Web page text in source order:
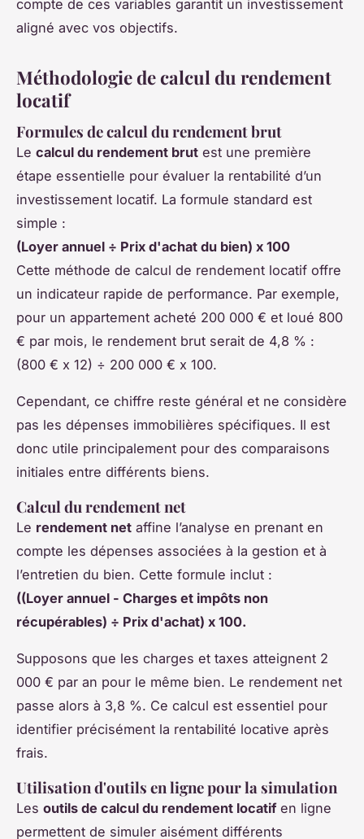
compte de ces variables garantit un investissement
aligné avec vos objectifs.
Méthodologie de calcul du rendement
locatif
Formules de calcul du rendement brut
Le calcul du rendement brut est une première
étape essentielle pour évaluer la rentabilité d’un
investissement locatif. La formule standard est
simple :
(Loyer annuel ÷ Prix d'achat du bien) x 100
Cette méthode de calcul de rendement locatif offre
un indicateur rapide de performance. Par exemple,
pour un appartement acheté 200 000 € et loué 800
€ par mois, le rendement brut serait de 4,8 % :
(800 € x 12) ÷ 200 000 € x 100.
Cependant, ce chiffre reste général et ne considère
pas les dépenses immobilières spécifiques. Il est
donc utile principalement pour des comparaisons
initiales entre différents biens.
Calcul du rendement net
Le rendement net affine l’analyse en prenant en
compte les dépenses associées à la gestion et à
l’entretien du bien. Cette formule inclut :
((Loyer annuel - Charges et impôts non
récupérables) ÷ Prix d'achat) x 100.
Supposons que les charges et taxes atteignent 2
000 € par an pour le même bien. Le rendement net
passe alors à 3,8 %. Ce calcul est essentiel pour
identifier précisément la rentabilité locative après
frais.
Utilisation d'outils en ligne pour la simulation
Les outils de calcul du rendement locatifen ligne
permettent de simuler aisément différents